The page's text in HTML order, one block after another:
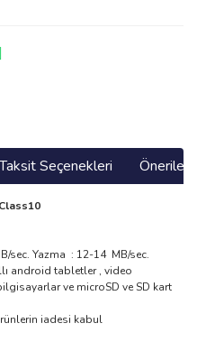
Taksit Seçenekleri
sec. Yazma : 12-14 MB/sec.
android tabletler , video
ve microSD ve SD kart
iadesi kabul